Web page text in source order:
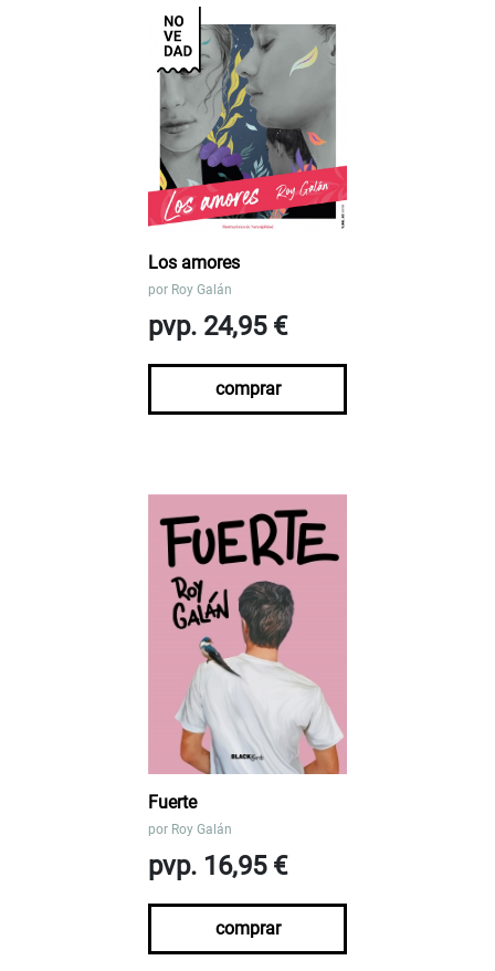
Los amores
por Roy Galán
pvp. 24,95 €
comprar
Fuerte
por Roy Galán
pvp. 16,95 €
comprar